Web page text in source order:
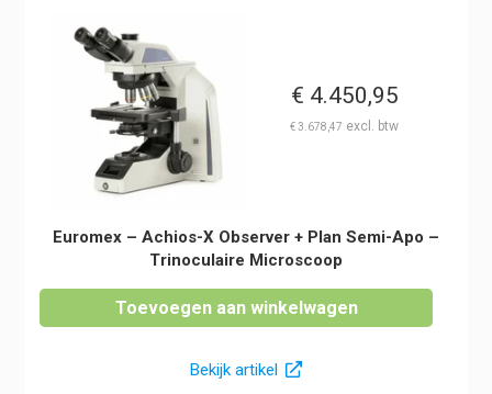
€ 4.450,95
€3.678,47
Euromex – Achios-X Observer + Plan Semi-Apo –
Trinoculaire Microscoop
Toevoegen aan winkelwagen
Bekijk artikel